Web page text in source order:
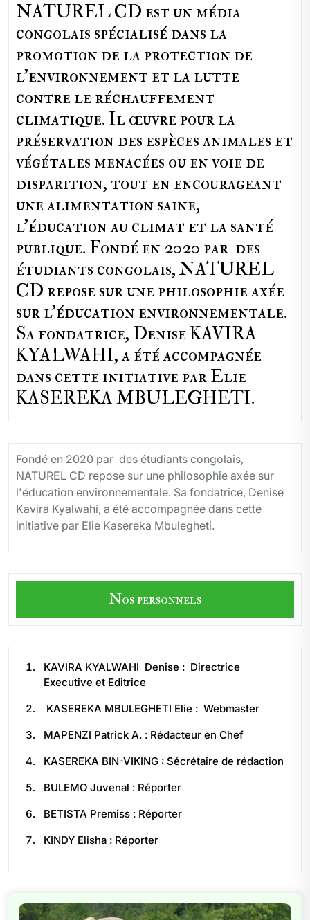
NATUREL CD est un média
congolais spécialisé dans la
promotion de la protection de
l’environnement et la lutte
contre le réchauffement
climatique. Il œuvre pour la
préservation des espèces animales et
végétales menacées ou en voie de
disparition, tout en encourageant
une alimentation saine,
l'éducation au climat et la santé
publique. Fondé en 2020 par des
étudiants congolais, NATUREL
CD repose sur une philosophie axée
sur l'éducation environnementale.
Sa fondatrice, Denise KAVIRA
KYALWAHI, a été accompagnée
dans cette initiative par Elie
KASEREKA MBULEGHETI.
Fondé en 2020 par des étudiants congolais,
NATUREL CD repose sur une philosophie axée sur
l'éducation environnementale. Sa fondatrice, Denise
Kavira Kyalwahi, a été accompagnée dans cette
initiative par Elie Kasereka Mbulegheti.
Nos personnels
KAVIRA KYALWAHI Denise : Directrice
Executive et Editrice
KASEREKA MBULEGHETI Elie : Webmaster
MAPENZI Patrick A. : Rédacteur en Chef
KASEREKA BIN-VIKING : Sécrétaire de rédaction
BULEMO Juvenal : Réporter
BETISTA Premiss : Réporter
KINDY Elisha : Réporter